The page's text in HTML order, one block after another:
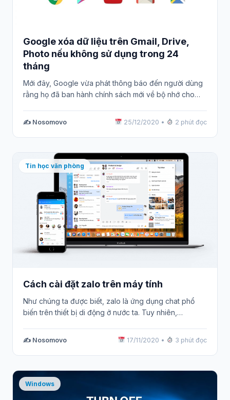
Google xóa dữ liệu trên Gmail, Drive,
Photo nếu không sử dụng trong 24
tháng
Mới đây, Google vừa phát thông báo đến người dùng
rằng họ đã ban hành chính sách mới về bộ nhớ cho…
✍️ Nosomovo 25/12/2020 • 2 phút đọc
Tin học văn phòng
Cách cài đặt zalo trên máy tính
Như chúng ta được biết, zalo là ứng dụng chat phổ
biến trên thiết bị di động ở nước ta. Tuy nhiên,…
✍️ Nosomovo 17/11/2020 • 3 phút đọc
Windows